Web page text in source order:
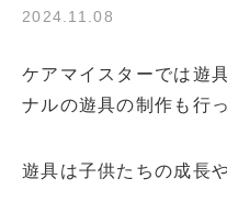
2024.11.08
ケアマイスターでは遊
ナルの遊具の制作も行
遊具は子供たちの成長